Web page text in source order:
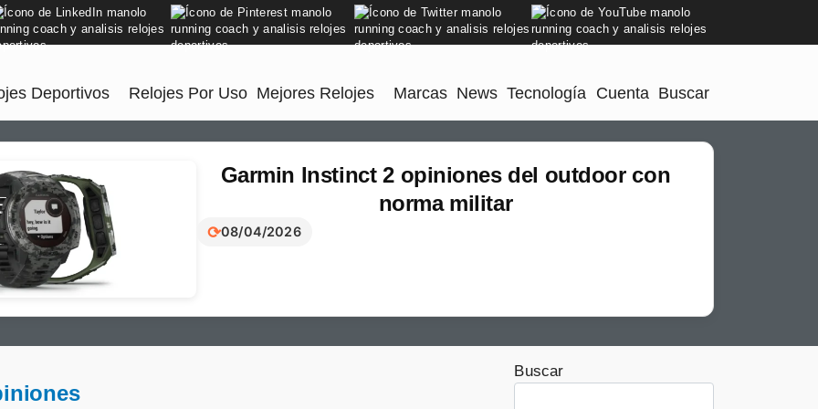
Deportivos Relojes Por Uso Mejores Relojes Marcas News Tecnología Cuenta Buscar
Garmin Instinct 2 opiniones del outdoor con
norma militar
⟳08/04/2026
Buscar